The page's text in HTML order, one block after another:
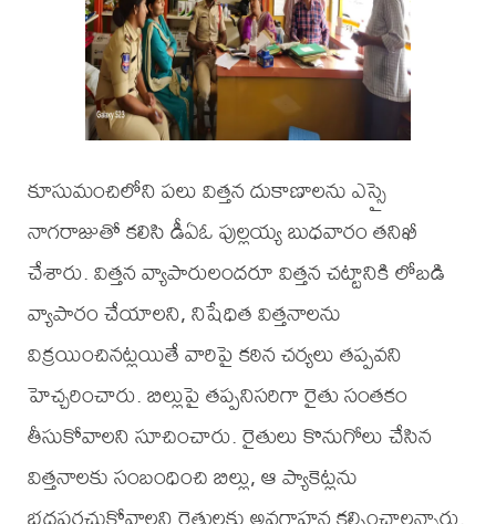
కూసుమంచిలోని పలు విత్తన దుకాణాలను ఎస్సై
నాగరాజుతో కలిసి డీఏఓ పుల్లయ్య బుధవారం తనిఖీ
చేశారు. విత్తన వ్యాపారులందరూ విత్తన చట్టానికి లోబడి
వ్యాపారం చేయాలని, నిషేధిత విత్తనాలను
విక్రయించినట్లయితే వారిపై కఠిన చర్యలు తప్పవని
హెచ్చరించారు. బిల్లుపై తప్పనిసరిగా రైతు సంతకం
తీసుకోవాలని సూచించారు. రైతులు కొనుగోలు చేసిన
విత్తనాలకు సంబంధించి బిల్లు, ఆ ప్యాకెట్లను